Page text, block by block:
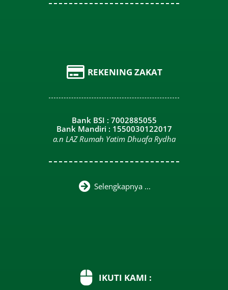
REKENING ZAKAT
Bank BSI : 7002885055
Bank Mandiri : 1550030122017
a.n LAZ Rumah Yatim Dhuafa Rydha
Selengkapnya ...
IKUTI KAMI :